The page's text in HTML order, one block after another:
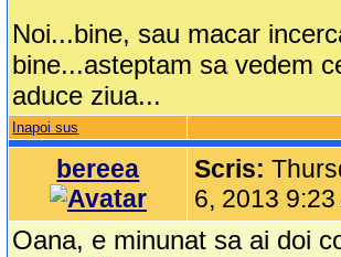
Noi...bine, sau macar
bine...asteptam sa vedem
aduce ziua...
Inapoi sus
bereea Scris:
6, 2013 9:23
Oana, e minunat sa ai doi